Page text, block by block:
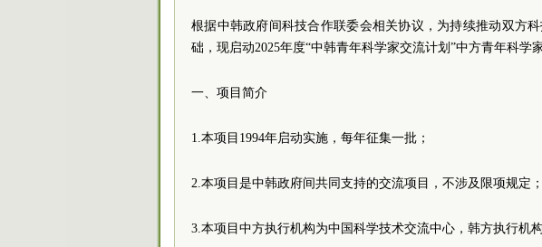
根据中韩政府间科技合作联委会相关协议，为持续推动双方
础，现启动2025年度“中韩青年科学家交流计划”中方青年科学
一、项目简介
1.本项目1994年启动实施，每年征集一批；
2.本项目是中韩政府间共同支持的交流项目，不涉及限项规定；
3.本项目中方执行机构为中国科学技术交流中心，韩方执行机